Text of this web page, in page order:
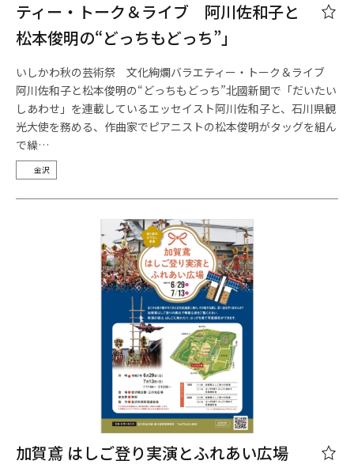
ティー・トーク＆ライブ 阿川佐和子と
松本俊明の“どっちもどっち”」
いしかわ秋の芸術祭 文化絢爛バラエティー・トーク＆ライブ
阿川佐和子と松本俊明の“どっちもどっち”北國新聞で「だいたい
しあわせ」を連載しているエッセイスト阿川佐和子と、石川県観
光大使を務める、作曲家でピアニストの松本俊明がタッグを組ん
で繰…
金沢
加賀鳶 はしご登り実演とふれあい広場